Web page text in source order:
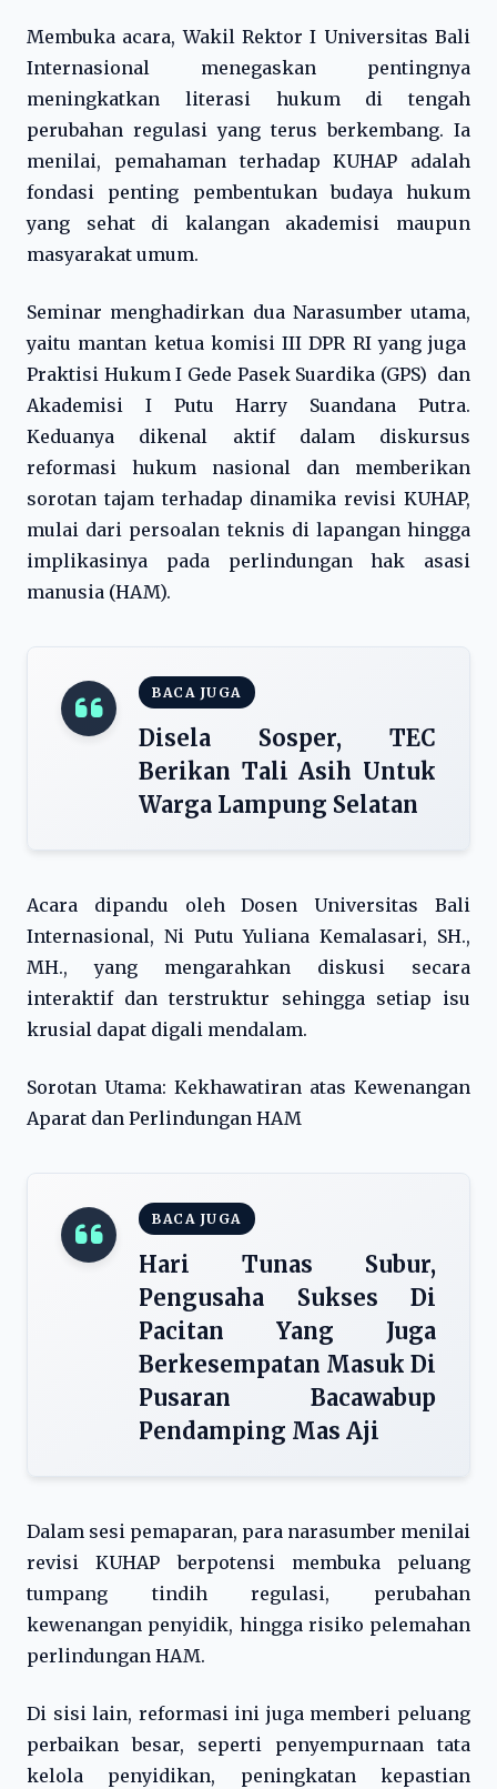
Membuka acara, Wakil Rektor I Universitas Bali
Internasional menegaskan pentingnya
meningkatkan literasi hukum di tengah
perubahan regulasi yang terus berkembang. Ia
menilai, pemahaman terhadap KUHAP adalah
fondasi penting pembentukan budaya hukum
yang sehat di kalangan akademisi maupun
masyarakat umum.
Seminar menghadirkan dua Narasumber utama,
yaitu mantan ketua komisi III DPR RI yang juga
Praktisi Hukum I Gede Pasek Suardika (GPS) dan
Akademisi I Putu Harry Suandana Putra.
Keduanya dikenal aktif dalam diskursus
reformasi hukum nasional dan memberikan
sorotan tajam terhadap dinamika revisi KUHAP,
mulai dari persoalan teknis di lapangan hingga
implikasinya pada perlindungan hak asasi
manusia (HAM).
BACA JUGA
Disela Sosper, TEC
Berikan Tali Asih Untuk
Warga Lampung Selatan
Acara dipandu oleh Dosen Universitas Bali
Internasional, Ni Putu Yuliana Kemalasari, SH.,
MH., yang mengarahkan diskusi secara
interaktif dan terstruktur sehingga setiap isu
krusial dapat digali mendalam.
Sorotan Utama: Kekhawatiran atas Kewenangan
Aparat dan Perlindungan HAM
BACA JUGA
Hari Tunas Subur,
Pengusaha Sukses Di
Pacitan Yang Juga
Berkesempatan Masuk Di
Pusaran Bacawabup
Pendamping Mas Aji
Dalam sesi pemaparan, para narasumber menilai
revisi KUHAP berpotensi membuka peluang
tumpang tindih regulasi, perubahan
kewenangan penyidik, hingga risiko pelemahan
perlindungan HAM.
Di sisi lain, reformasi ini juga memberi peluang
perbaikan besar, seperti penyempurnaan tata
kelola penyidikan, peningkatan kepastian